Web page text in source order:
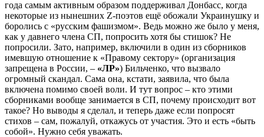
года самым активным образом поддерживал Донбасс, когда
некоторые из нынешних Z-поэтов ещё обожали Украинушку и
боролись с «русским фашизмом». Ведь можно же было у меня,
как у давнего члена СП, попросить хотя бы стишок? Не
попросили. Зато, например, включили в один из сборников
имевшую отношение к «Правому сектору» (организация
запрещена в России, – «ЛР») Бильченко, что вызвало
огромный скандал. Сама она, кстати, заявила, что была
включена помимо своей воли. И тут вопрос – кто этими
сборниками вообще занимается в СП, почему происходит вот
такое? Но выводы я сделал, и теперь даже если попросят
стихов – сам, пожалуй, откажусь от участия. Это и есть «быть
собой». Нужно себя уважать.